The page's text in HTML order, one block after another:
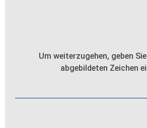
Um weiterzugehen, geben
abgebildeten Zeichen